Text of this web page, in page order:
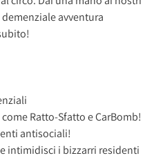
avventura
Ratto-Sfatto e CarBomb!
antisociali!
intimidisci i bizzarri residenti